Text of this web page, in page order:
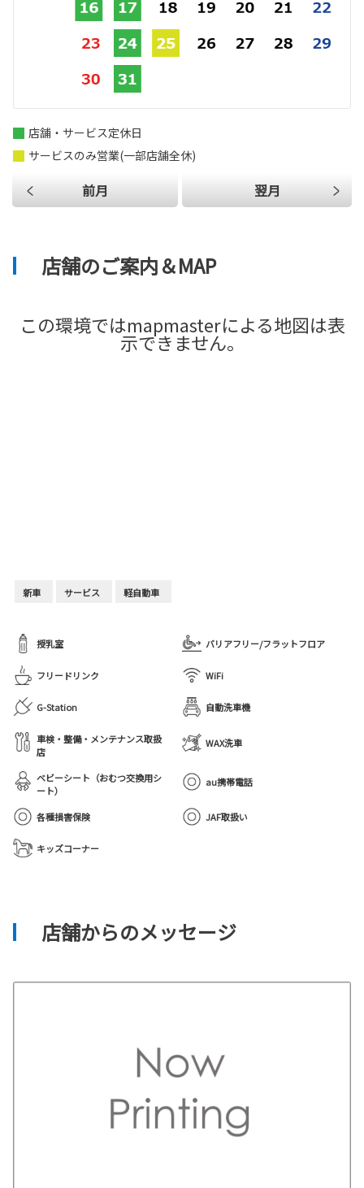
前月 翌月
店舗・サービス定休日
サービスのみ営業(一部店舗全休)
店舗のご案内＆MAP
新車 サービス 軽自動車
授乳室 バリアフリー/フラットフロア
フリードリンク WiFi
G-Station 自動洗車機
車検・整備・メンテナンス取扱
店
WAX洗車
ベビーシート（おむつ交換用シ
ート）
au携帯電話
各種損害保険 JAF取扱い
キッズコーナー
この環境ではmapmasterによる地図は表
示できません。
店舗からのメッセージ